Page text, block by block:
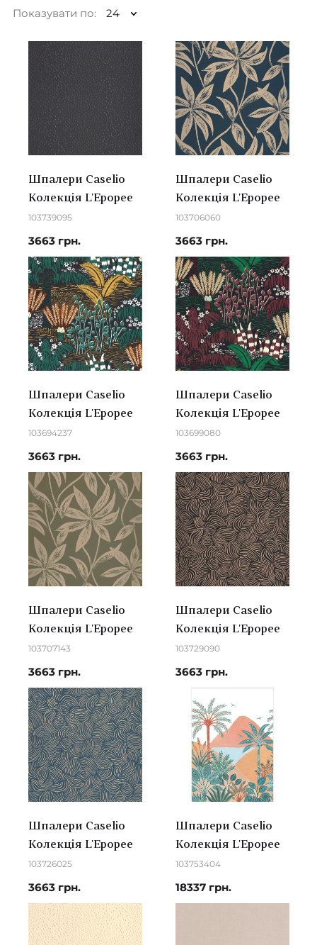
Показувати по:
24
Шпалери Caselio
Колекція L'Epopee
103739095
3663 грн.
Шпалери Caselio
Колекція L'Epopee
103706060
3663 грн.
Шпалери Caselio
Колекція L'Epopee
103694237
3663 грн.
Шпалери Caselio
Колекція L'Epopee
103699080
3663 грн.
Шпалери Caselio
Колекція L'Epopee
103707143
3663 грн.
Шпалери Caselio
Колекція L'Epopee
103729090
3663 грн.
Шпалери Caselio
Колекція L'Epopee
103726025
3663 грн.
Шпалери Caselio
Колекція L'Epopee
103753404
18337 грн.